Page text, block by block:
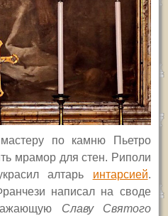
по камню Пьетро
мрамор для стен. Риполи
алтарь интарсией.
написал на своде
Славу Святого